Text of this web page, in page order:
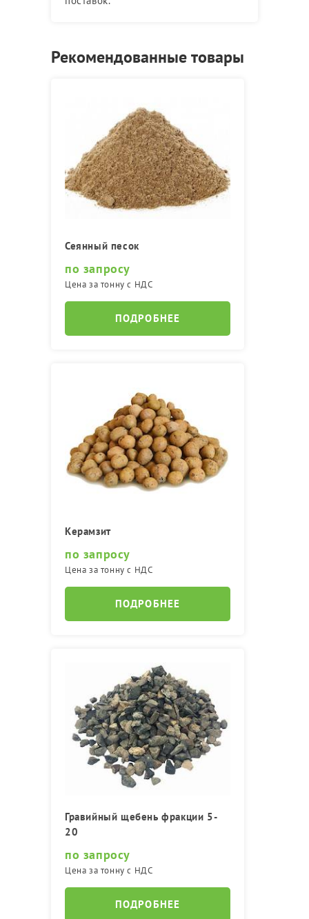
Рекомендованные товары
Сеянный песок
по запросу
Цена за тонну с НДС
ПОДРОБНЕЕ
Керамзит
по запросу
Цена за тонну с НДС
ПОДРОБНЕЕ
Гравийный щебень фракции 5-
20
по запросу
Цена за тонну с НДС
ПОДРОБНЕЕ